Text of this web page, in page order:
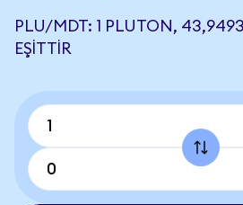
PLU/MDT: 1 PLUTON,
EŞITTIR